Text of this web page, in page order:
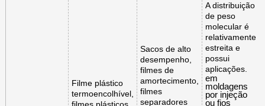
Filme plástico
termoencolhível,
Sacos de alto
desempenho,
filmes de
amortecimento,
filmes
separadores
A distribuição
de peso
molecular é
relativamente
estreita e
possui
aplicações.
em
moldagens
por injeção
ou fios